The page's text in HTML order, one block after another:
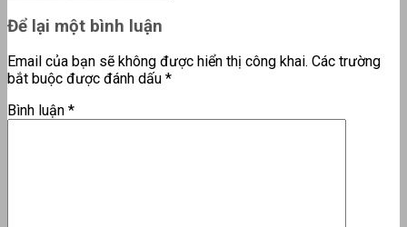
Để lại một bình luận
Email của bạn sẽ không được hiển thị công khai. Các trường
bắt buộc được đánh dấu *
Bình luận *